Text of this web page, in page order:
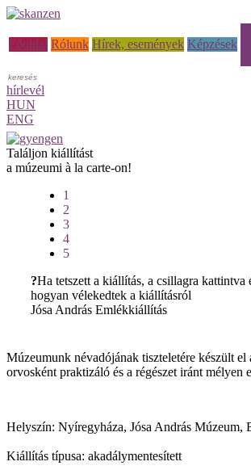
Főoldal Rólunk Hírek, események Képzések
hírlevél
HUN
ENG
Találjon kiállítást
a múzeumi à la carte-on!
1
2
3
4
5
?Ha tetszett a kiállítás, a csillagra
hogyan vélekedtek a kiállításról
Jósa András Emlékkiállítás
Múzeumunk névadójának tiszteletére készült
orvosként praktizáló és a régészet iránt
Helyszín: Nyíregyháza, Jósa András Múzeum,
Kiállítás típusa: akadálymentesített